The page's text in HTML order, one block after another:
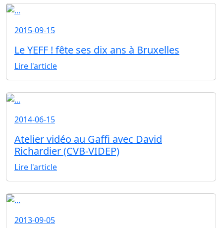
2015-09-15
Le YEFF ! fête ses dix ans à Bruxelles
Lire l'article
2014-06-15
Atelier vidéo au Gaffi avec David
Richardier (CVB-VIDEP)
Lire l'article
2013-09-05